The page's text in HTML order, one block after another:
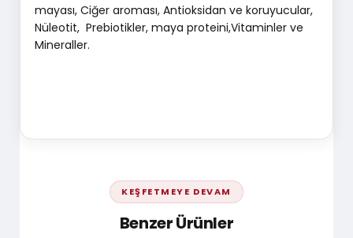
mayası, Ciğer aroması, Antioksidan ve koruyucular,
Nüleotit, Prebiotikler, maya proteini,Vitaminler ve
Mineraller.
KEŞFETMEYE DEVAM
Benzer Ürünler